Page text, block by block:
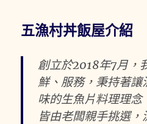
五漁村丼飯屋介紹
創立於2018年7月，
鮮、服務，秉持著
味的生魚片料理理
皆由老闆親手挑選